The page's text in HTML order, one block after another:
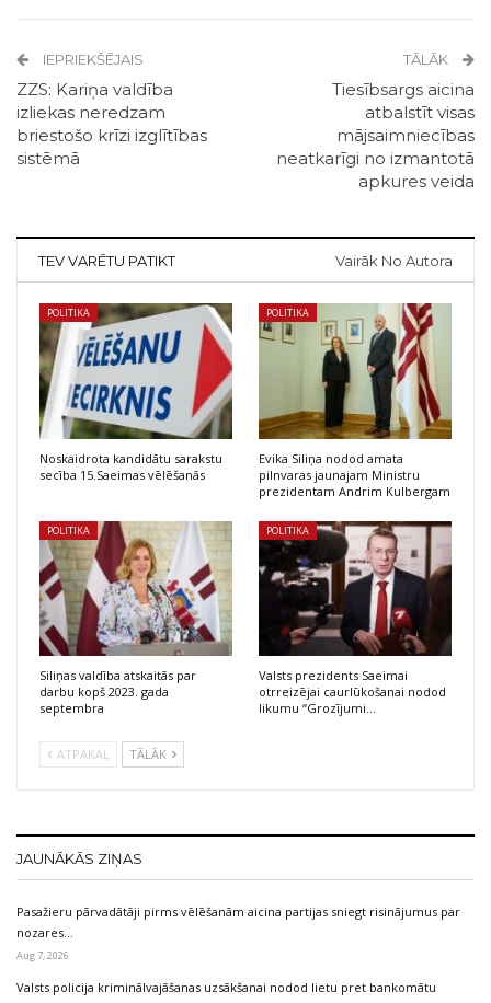
IEPRIEKŠĒJAIS
ZZS: Kariņa valdība
izliekas neredzam
briestošo krīzi izglītības
sistēmā
TĀLĀK
Tiesībsargs aicina
atbalstīt visas
mājsaimniecības
neatkarīgi no izmantotā
apkures veida
TEV VARĒTU PATIKT Vairāk No Autora
POLITIKA
Noskaidrota kandidātu sarakstu
secība 15.Saeimas vēlēšanās
POLITIKA
Evika Siliņa nodod amata
pilnvaras jaunajam Ministru
prezidentam Andrim Kulbergam
POLITIKA
Siliņas valdība atskaitās par
darbu kopš 2023. gada
septembra
POLITIKA
Valsts prezidents Saeimai
otrreizējai caurlūkošanai nodod
likumu “Grozījumi…
ATPAKAĻ TĀLĀK
JAUNĀKĀS ZIŅAS
Pasažieru pārvadātāji pirms vēlēšanām aicina partijas sniegt risinājumus par
nozares…
Aug 7, 2026
Valsts policija kriminālvajāšanas uzsākšanai nodod lietu pret bankomātu